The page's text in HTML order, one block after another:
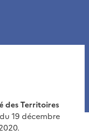
des Territoires
19 décembre